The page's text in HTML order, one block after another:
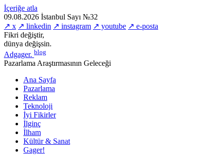
İçeriğe atla
09.08.2026 İstanbul Sayı №32
↗ x ↗ linkedin ↗ instagram ↗ youtube ↗ e-posta
Fikri değiştir,
dünya değişsin.
Adgager. blog
Pazarlama Araştırmasının Geleceği
Ana Sayfa
Pazarlama
Reklam
Teknoloji
İyi Fikirler
İlginç
İlham
Kültür & Sanat
Gager!